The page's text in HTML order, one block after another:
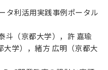
タ利活用実践事例ポータル
斗（京都大学），許 嘉瑜
大学），緒方 広明（京都大